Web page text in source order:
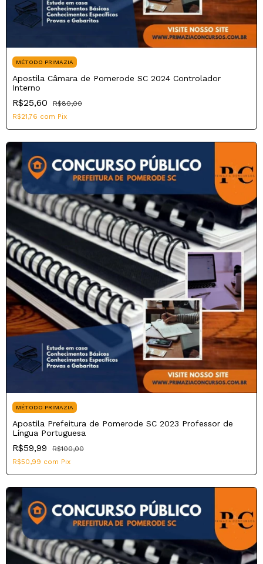
MÉTODO PRIMAZIA
Apostila Câmara de Pomerode SC 2024 Controlador
Interno
R$25,60
R$80,00
R$21,76 com Pix
MÉTODO PRIMAZIA
Apostila Prefeitura de Pomerode SC 2023 Professor de
Língua Portuguesa
R$59,99
R$100,00
R$50,99 com Pix